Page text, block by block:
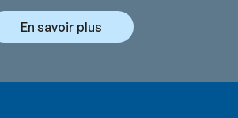
En savoir plus